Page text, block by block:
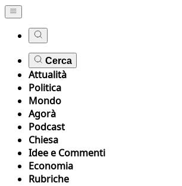
Cerca
Attualità
Politica
Mondo
Agorà
Podcast
Chiesa
Idee e Commenti
Economia
Rubriche